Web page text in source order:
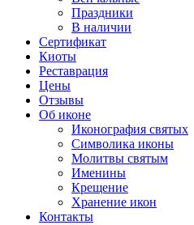
Праздники
В наличии
Сертификат
Киоты
Реставрация
Цены
Отзывы
Об иконе
Иконография святых
Символика иконы
Молитвы святым
Именины
Крещение
Хранение икон
Контакты